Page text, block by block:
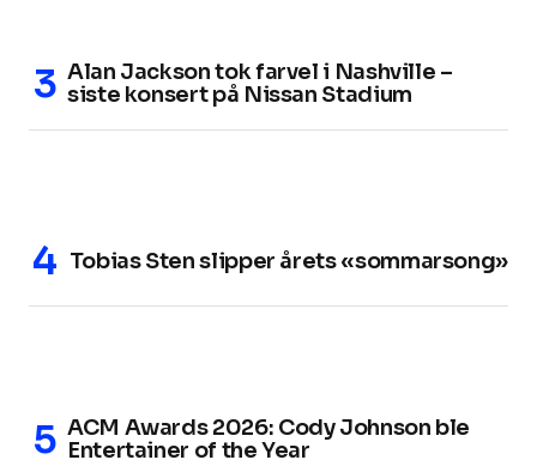
Alan Jackson tok farvel i Nashville –
siste konsert på Nissan Stadium
Tobias Sten slipper årets «sommarsong»
ACM Awards 2026: Cody Johnson ble
Entertainer of the Year